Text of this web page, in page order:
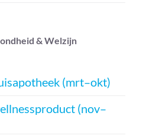
& Welzijn
(mrt–okt)
(nov–